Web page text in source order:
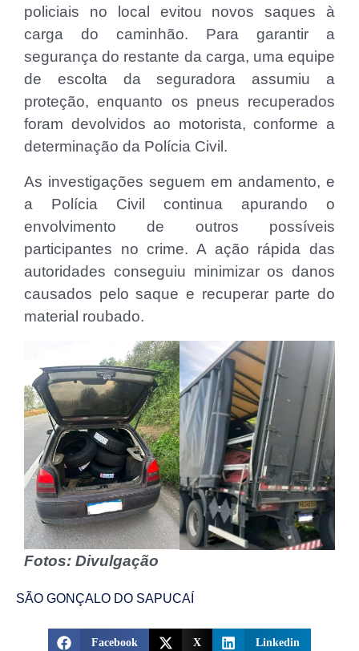
policiais no local evitou novos saques à
carga do caminhão. Para garantir a
segurança do restante da carga, uma equipe
de escolta da seguradora assumiu a
proteção, enquanto os pneus recuperados
foram devolvidos ao motorista, conforme a
determinação da Polícia Civil.
As investigações seguem em andamento, e
a Polícia Civil continua apurando o
envolvimento de outros possíveis
participantes no crime. A ação rápida das
autoridades conseguiu minimizar os danos
causados pelo saque e recuperar parte do
material roubado.
Fotos: Divulgação
SÃO GONÇALO DO SAPUCAÍ
Facebook X Linkedin